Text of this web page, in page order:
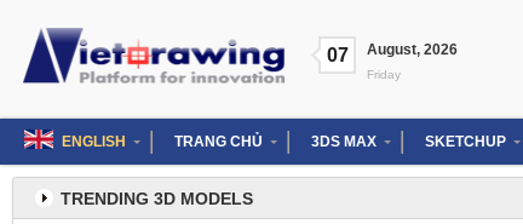
content
07 August, 2026
Friday
ENGLISH TRANG CHỦ 3DS MAX SKETCHUP
TRENDING 3D MODELS